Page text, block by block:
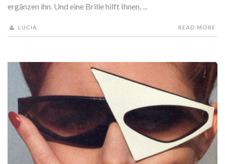
ergänzen ihn. Und eine Brille hilft Ihnen, ...
LUCIA READ MORE